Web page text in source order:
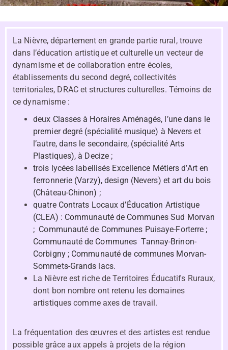
La Nièvre, département en grande partie rural, trouve
dans l’éducation artistique et culturelle un vecteur de
dynamisme et de collaboration entre écoles,
établissements du second degré, collectivités
territoriales, DRAC et structures culturelles. Témoins de
ce dynamisme :
deux Classes à Horaires Aménagés, l’une dans le
premier degré (spécialité musique) à Nevers et
l’autre, dans le secondaire, (spécialité Arts
Plastiques), à Decize ;
trois lycées labellisés Excellence Métiers d’Art en
ferronnerie (Varzy), design (Nevers) et art du bois
(Château-Chinon) ;
quatre Contrats Locaux d’Éducation Artistique
(CLEA) : Communauté de Communes Sud Morvan
; Communauté de Communes Puisaye-Forterre ;
Communauté de Communes Tannay-Brinon-
Corbigny ; Communauté de communes Morvan-
Sommets-Grands lacs.
La Nièvre est riche de Territoires Éducatifs Ruraux,
dont bon nombre ont retenu les domaines
artistiques comme axes de travail.
La fréquentation des œuvres et des artistes est rendue
possible grâce aux appels à projets de la région